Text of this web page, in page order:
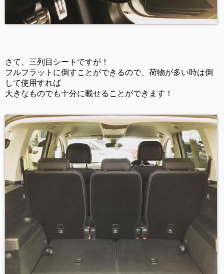
さて、三列目シートですが！
フルフラットに倒すことができるので、荷物が多い時は倒
して使用すれば
大きなものでも十分に載せることができます！